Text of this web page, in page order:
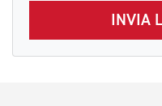
INVIA